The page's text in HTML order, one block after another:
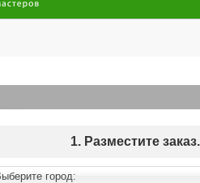
1. Разместите
город: